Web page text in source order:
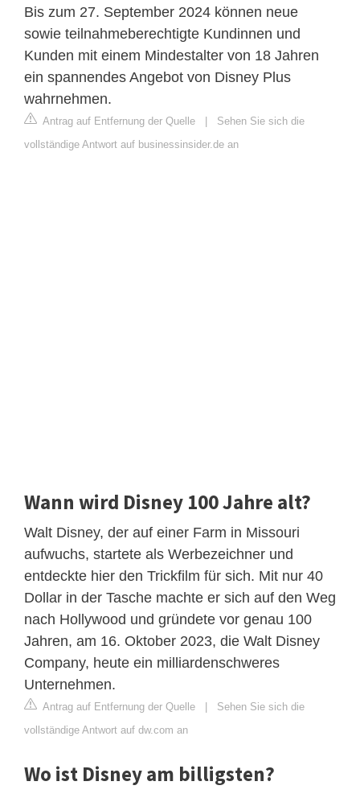
Bis zum 27. September 2024 können neue
sowie teilnahmeberechtigte Kundinnen und
Kunden mit einem Mindestalter von 18 Jahren
ein spannendes Angebot von Disney Plus
wahrnehmen.
Antrag auf Entfernung der Quelle
Sehen Sie sich die
vollständige Antwort auf businessinsider.de an
Wann wird Disney 100 Jahre alt?
Walt Disney, der auf einer Farm in Missouri
aufwuchs, startete als Werbezeichner und
entdeckte hier den Trickfilm für sich. Mit nur 40
Dollar in der Tasche machte er sich auf den Weg
nach Hollywood und gründete vor genau 100
Jahren, am 16. Oktober 2023, die Walt Disney
Company, heute ein milliardenschweres
Unternehmen.
Antrag auf Entfernung der Quelle
Sehen Sie sich die
vollständige Antwort auf dw.com an
Wo ist Disney am billigsten?